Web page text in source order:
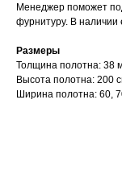
Менеджер поможет
фурнитуру. В наличии
Размеры
Толщина полотна: 38
Высота полотна: 200
Ширина полотна: 60,